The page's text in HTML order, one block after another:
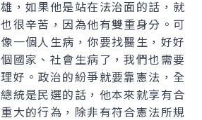
，如果他是站在法治面的話，就
很辛苦，因為他有雙重身分。可
一個人生病，你要找醫生，好好
國家、社會生病了，我們也需要
好。政治的紛爭就要靠憲法，全
統是民選的話，他本來就享有合
大的行為，除非有符合憲法所規